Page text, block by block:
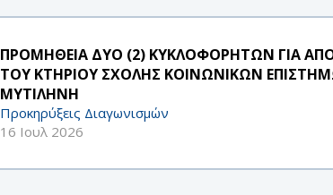
ΠΡΟΜΗΘΕΙΑ ΔΥΟ (2) ΚΥΚΛΟΦΟΡΗΤΩΝ ΓΙΑ
ΤΟΥ ΚΤΗΡΙΟΥ ΣΧΟΛΗΣ ΚΟΙΝΩΝΙΚΩΝ
ΜΥΤΙΛΗΝΗ
Προκηρύξεις Διαγωνισμών
16 Ιουλ 2026